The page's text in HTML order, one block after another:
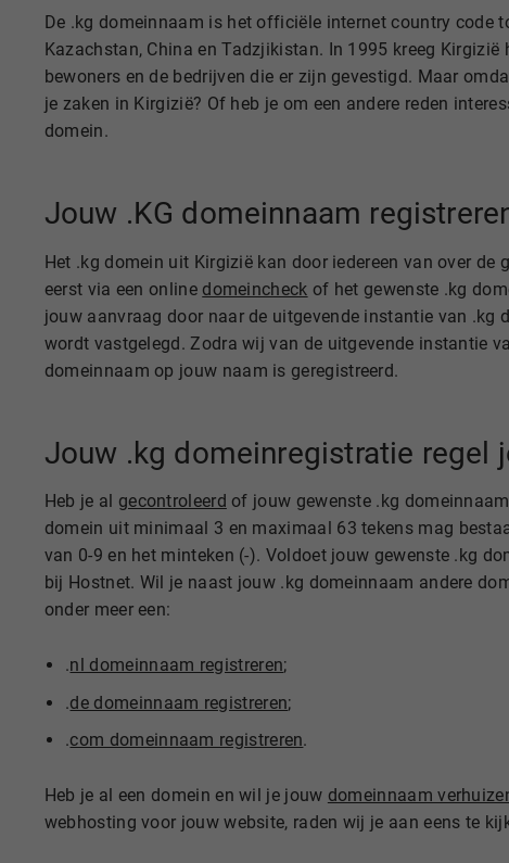
De .kg domeinnaam is het officiële internet country code
Kazachstan, China en Tadzjikistan. In 1995 kreeg
bewoners en de bedrijven die er zijn gevestigd. Maar
je zaken in Kirgizië? Of heb je om een andere reden
domein.
Jouw .KG domeinnaam
Het .kg domein uit Kirgizië kan door iedereen van over de
eerst via een online domeincheck of het gewenste .kg
jouw aanvraag door naar de uitgevende instantie van .kg
wordt vastgelegd. Zodra wij van de uitgevende instantie
domeinnaam op jouw naam is geregistreerd.
Jouw .kg domeinregistratie regel
Heb je al gecontroleerd of jouw gewenste .kg
domein uit minimaal 3 en maximaal 63 tekens mag
van 0-9 en het minteken (-). Voldoet jouw gewenste .kg
bij Hostnet. Wil je naast jouw .kg domeinnaam andere
onder meer een:
.nl domeinnaam registreren;
.de domeinnaam registreren;
.com domeinnaam registreren.
Heb je al een domein en wil je jouw domeinnaam
webhosting voor jouw website, raden wij je aan eens te